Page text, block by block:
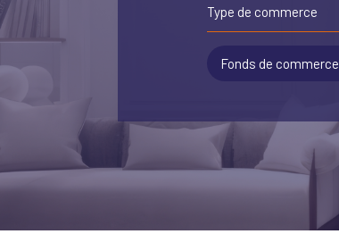
Type de commerce
Fonds de commerce